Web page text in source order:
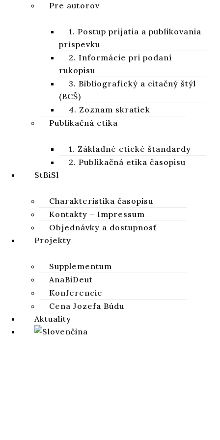
Pre autorov
1. Postup prijatia a publikovania
príspevku
2. Informácie pri podaní
rukopisu
3. Bibliografický a citačný štýl
(BCŠ)
4. Zoznam skratiek
Publikačná etika
1. Základné etické štandardy
2. Publikačná etika časopisu
StBiSl
Charakteristika časopisu
Kontakty – Impressum
Objednávky a dostupnosť
Projekty
Supplementum
AnaBiDeut
Konferencie
Cena Jozefa Búdu
Aktuality
RECENZIA
esegetico di Na 3,1-7 alla luce del suo
contesto storico-letterario
Bratislava: RKCMBF, 2020. 383 p. ISBN 978-
80-223-5050-1.
Adam MACKERLE
ročník 13, číslo 1, 2021, strany 143-147
https://doi. org/
10.64438/sbsCEGP2520
Publikované online:
2021-06-01
Publikované tlačou:
CITÁCIA
STIAHNUŤ